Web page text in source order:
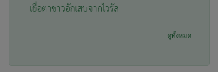
เยื่อตาขาวอักเสบจากไวรัส
ดูทั้งหมด